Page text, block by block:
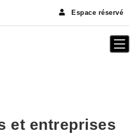
Espace réservé
et entreprises